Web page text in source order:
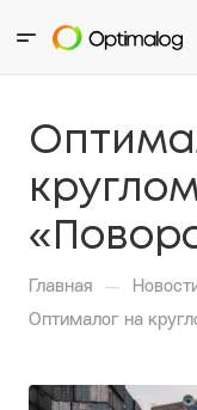
Главная —
Оптималог на